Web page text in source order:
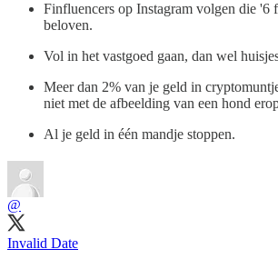
Finfluencers op Instagram volgen die '6
beloven.
Vol in het vastgoed gaan, dan wel
Meer dan 2% van je geld in
niet met de afbeelding van een hond
Al je geld in één mandje stoppen.
@
Invalid Date